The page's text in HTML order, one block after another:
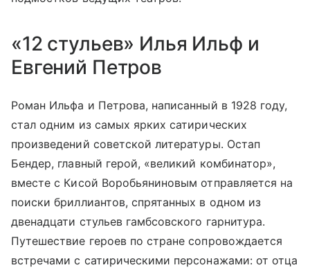
«12 стульев» Илья Ильф и
Евгений Петров
Роман Ильфа и Петрова, написанный в 1928 году,
стал одним из самых ярких сатирических
произведений советской литературы. Остап
Бендер, главный герой, «великий комбинатор»,
вместе с Кисой Воробьяниновым отправляется на
поиски бриллиантов, спрятанных в одном из
двенадцати стульев гамбсовского гарнитура.
Путешествие героев по стране сопровождается
встречами с сатирическими персонажами: от отца